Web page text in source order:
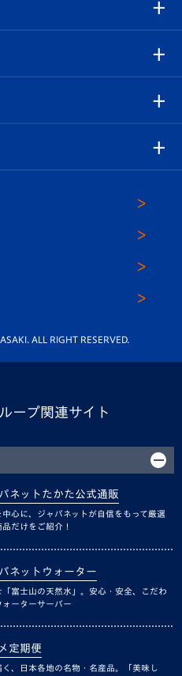
ガイド
ALL RIGHT RESERVED.
ープ関連サイト
ネットたかた公式通販
中心に、ジャパネットが自信をもって厳選
品だけをご紹介！
ネットウォーター
「富士山の天然水」。安心・安全、こだわ
ォーターサーバー
定期便
く、日本各地の名物・名産品。「美味し